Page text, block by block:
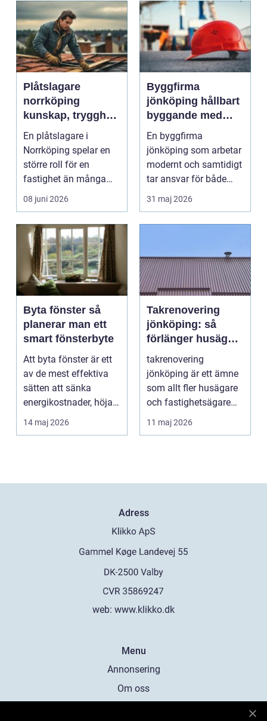
Plåtslagare
norrköping
kunskap, trygghet
och hållbara
taklösningar
En plåtslagare i
Norrköping spelar en
större roll för en
fastighet än många
tänker på. Rätt
utformad...
08 juni 2026
Byggfirma
jönköping hållbart
byggande med
fokus på trä
En byggfirma
jönköping som arbetar
modernt och samtidigt
tar ansvar för både
människa och miljö
behö...
31 maj 2026
Byta fönster så
planerar man ett
smart fönsterbyte
Att byta fönster är ett
av de mest effektiva
sätten att sänka
energikostnader, höja
komforten och ge...
14 maj 2026
Takrenovering
jönköping: så
förlänger husägare
livslängden på
sina tak
takrenovering
jönköping är ett ämne
som allt fler husägare
och fastighetsägare
intresserar sig för n...
11 maj 2026
Adress
web: www.klikko.dk
Menu
Annonsering
Om oss